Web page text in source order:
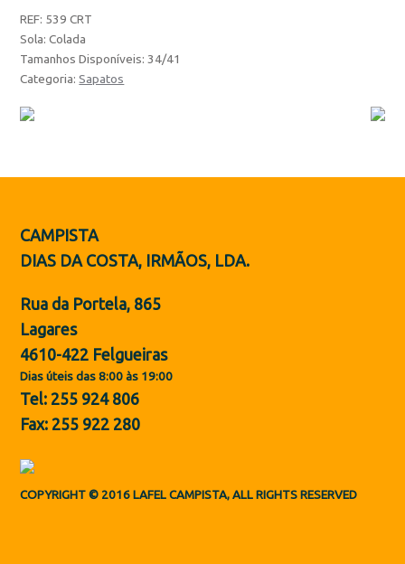
Botas
Botas
ES
REF: 539 CRT
Sola: Colada
Tamanhos Disponíveis: 34/41
Categoria:Sapatos
CAMPISTA
DIAS DA COSTA, IRMÃOS, LDA.
Rua da Portela, 865
Lagares
4610-422 Felgueiras
Dias úteis das 8:00 às 19:00
Tel: 255 924 806
Fax: 255 922 280
COPYRIGHT © 2016 LAFEL CAMPISTA, ALL RIGHTS RESERVED